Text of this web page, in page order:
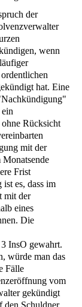
der
wenn
hat. Eine
Rücksicht
mit der
Frist
es, dass im
mit der
eines
Die
InsO gewahrt.
würde man das
Fälle
vom
gekündigt